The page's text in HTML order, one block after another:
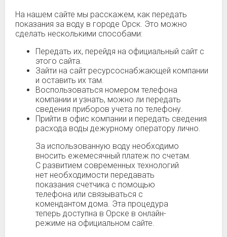
На нашем сайте мы расскажем, как передать
показания за воду в городе Орск. Это можно
сделать несколькими способами:
Передать их, перейдя на официальный сайт с
этого сайта.
Зайти на сайт ресурсоснабжающей компании
и оставить их там.
Воспользоваться номером телефона
компании и узнать, можно ли передать
сведения приборов учета по телефону.
Прийти в офис компании и передать сведения
расхода воды дежурному оператору лично.
За использованную воду необходимо
вносить ежемесячный платеж по счетам.
С развитием современных технологий
нет необходимости передавать
показания счетчика с помощью
телефона или связываться с
комендантом дома. Эта процедура
теперь доступна в Орске в онлайн-
режиме на официальном сайте.